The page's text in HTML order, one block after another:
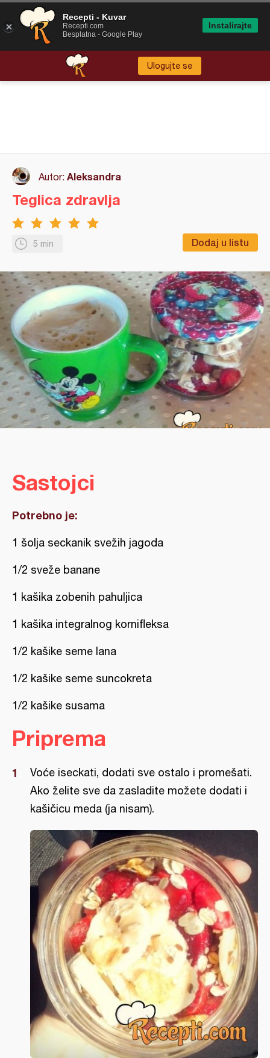
Ulogujte se
Autor: Aleksandra
5 min Dodaj u listu
Teglica zdravlja
Sastojci
Potrebno je:
1 šolja seckanik svežih jagoda
1/2 sveže banane
1 kašika zobenih pahuljica
1 kašika integralnog kornifleksa
1/2 kašike seme lana
1/2 kašike seme suncokreta
1/2 kašike susama
Priprema
Voće iseckati, dodati sve ostalo i promešati.
Ako želite sve da zasladite možete dodati i
kašičicu meda (ja nisam).
Recepti - Kuvar
Recepti.com
Besplatna - Google Play
Instalirajte